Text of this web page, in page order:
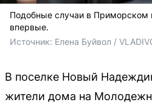
Подобные случаи в Приморском
впервые.
Источник: Елена Буйвол /
В поселке Новый
жители дома на